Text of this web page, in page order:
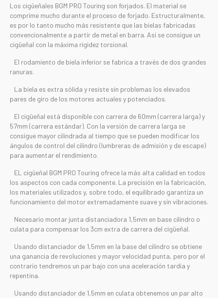
Los cigüeñales BGM PRO Touring son forjados. El material se
comprime mucho durante el proceso de forjado. Estructuralmente,
es por lo tanto mucho más resistente que las bielas fabricadas
convencionalmente a partir de metal en barra. Así se consigue un
cigüeñal con la máxima rigidez torsional.
El rodamiento de biela inferior se fabrica a través de dos grandes
ranuras.
La biela es extra sólida y resiste sin problemas los elevados
pares de giro de los motores actuales y potenciados.
El cigüeñal está disponible con carrera de 60mm (carrera larga) y
57mm (carrera estándar). Con la versión de carrera larga se
consigue mayor cilindrada al tiempo que se pueden modificar los
ángulos de control del cilindro (lumbreras de admisión y de escape)
para aumentar el rendimiento.
EL cigüeñal BGM PRO Touring ofrece la más alta calidad en todos
los aspectos con cada componente. La precisión en la fabricación,
los materiales utilizados y, sobre todo, el equilibrado garantiza un
funcionamiento del motor extremadamente suave y sin vibraciones.
Necesario montar junta distanciadora 1,5mm en base cilindro o
culata para compensar los 3cm extra de carrera del cigüeñal.
Usando distanciador de 1,5mm en la base del cilindro se obtiene
una ganancia de revoluciones y mayor velocidad punta, pero por el
contrario tendremos un par bajo con una aceleración tardía y
repentina.
Usando distanciador de 1,5mm en culata obtenemos un par alto